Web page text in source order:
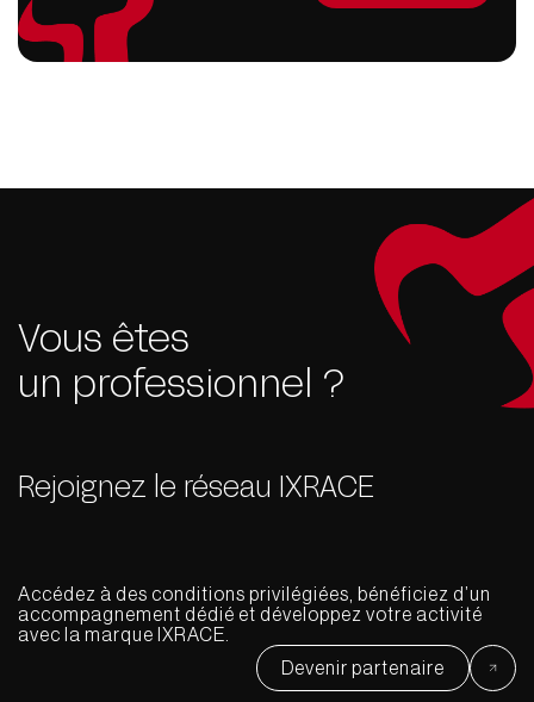
Vous êtes
un professionnel ?
Rejoignez le réseau IXRACE
Accédez à des conditions privilégiées, bénéficiez d’un
accompagnement dédié et développez votre activité
avec la marque IXRACE.
Devenir partenaire